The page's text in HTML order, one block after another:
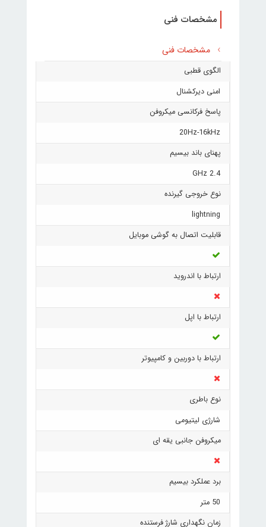
مشخصات فنی
مشخصات فنی
الگوی قطبی
امنی دیرکشنال
پاسخ فرکانسی میکروفن
20Hz-16kHz
پهنای باند بیسیم
2.4 GHz
نوع خروجی گیرنده
lightning
قابلیت اتصال به گوشی موبایل
ارتباط با اندروید
ارتباط با اپل
ارتباط با دوربین و کامپیوتر
نوع باطری
شارژی لیتیومی
میکروفن جانبی یقه ای
برد عملکرد بیسیم
50 متر
زمان نگهداری شارژ فرستنده